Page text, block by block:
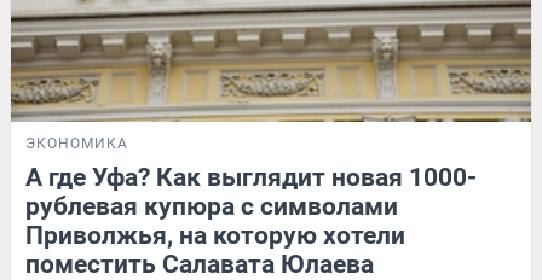
ЭКОНОМИКА
А где Уфа? Как выглядит новая 1000-
рублевая купюра с символами
Приволжья, на которую хотели
поместить Салавата Юлаева